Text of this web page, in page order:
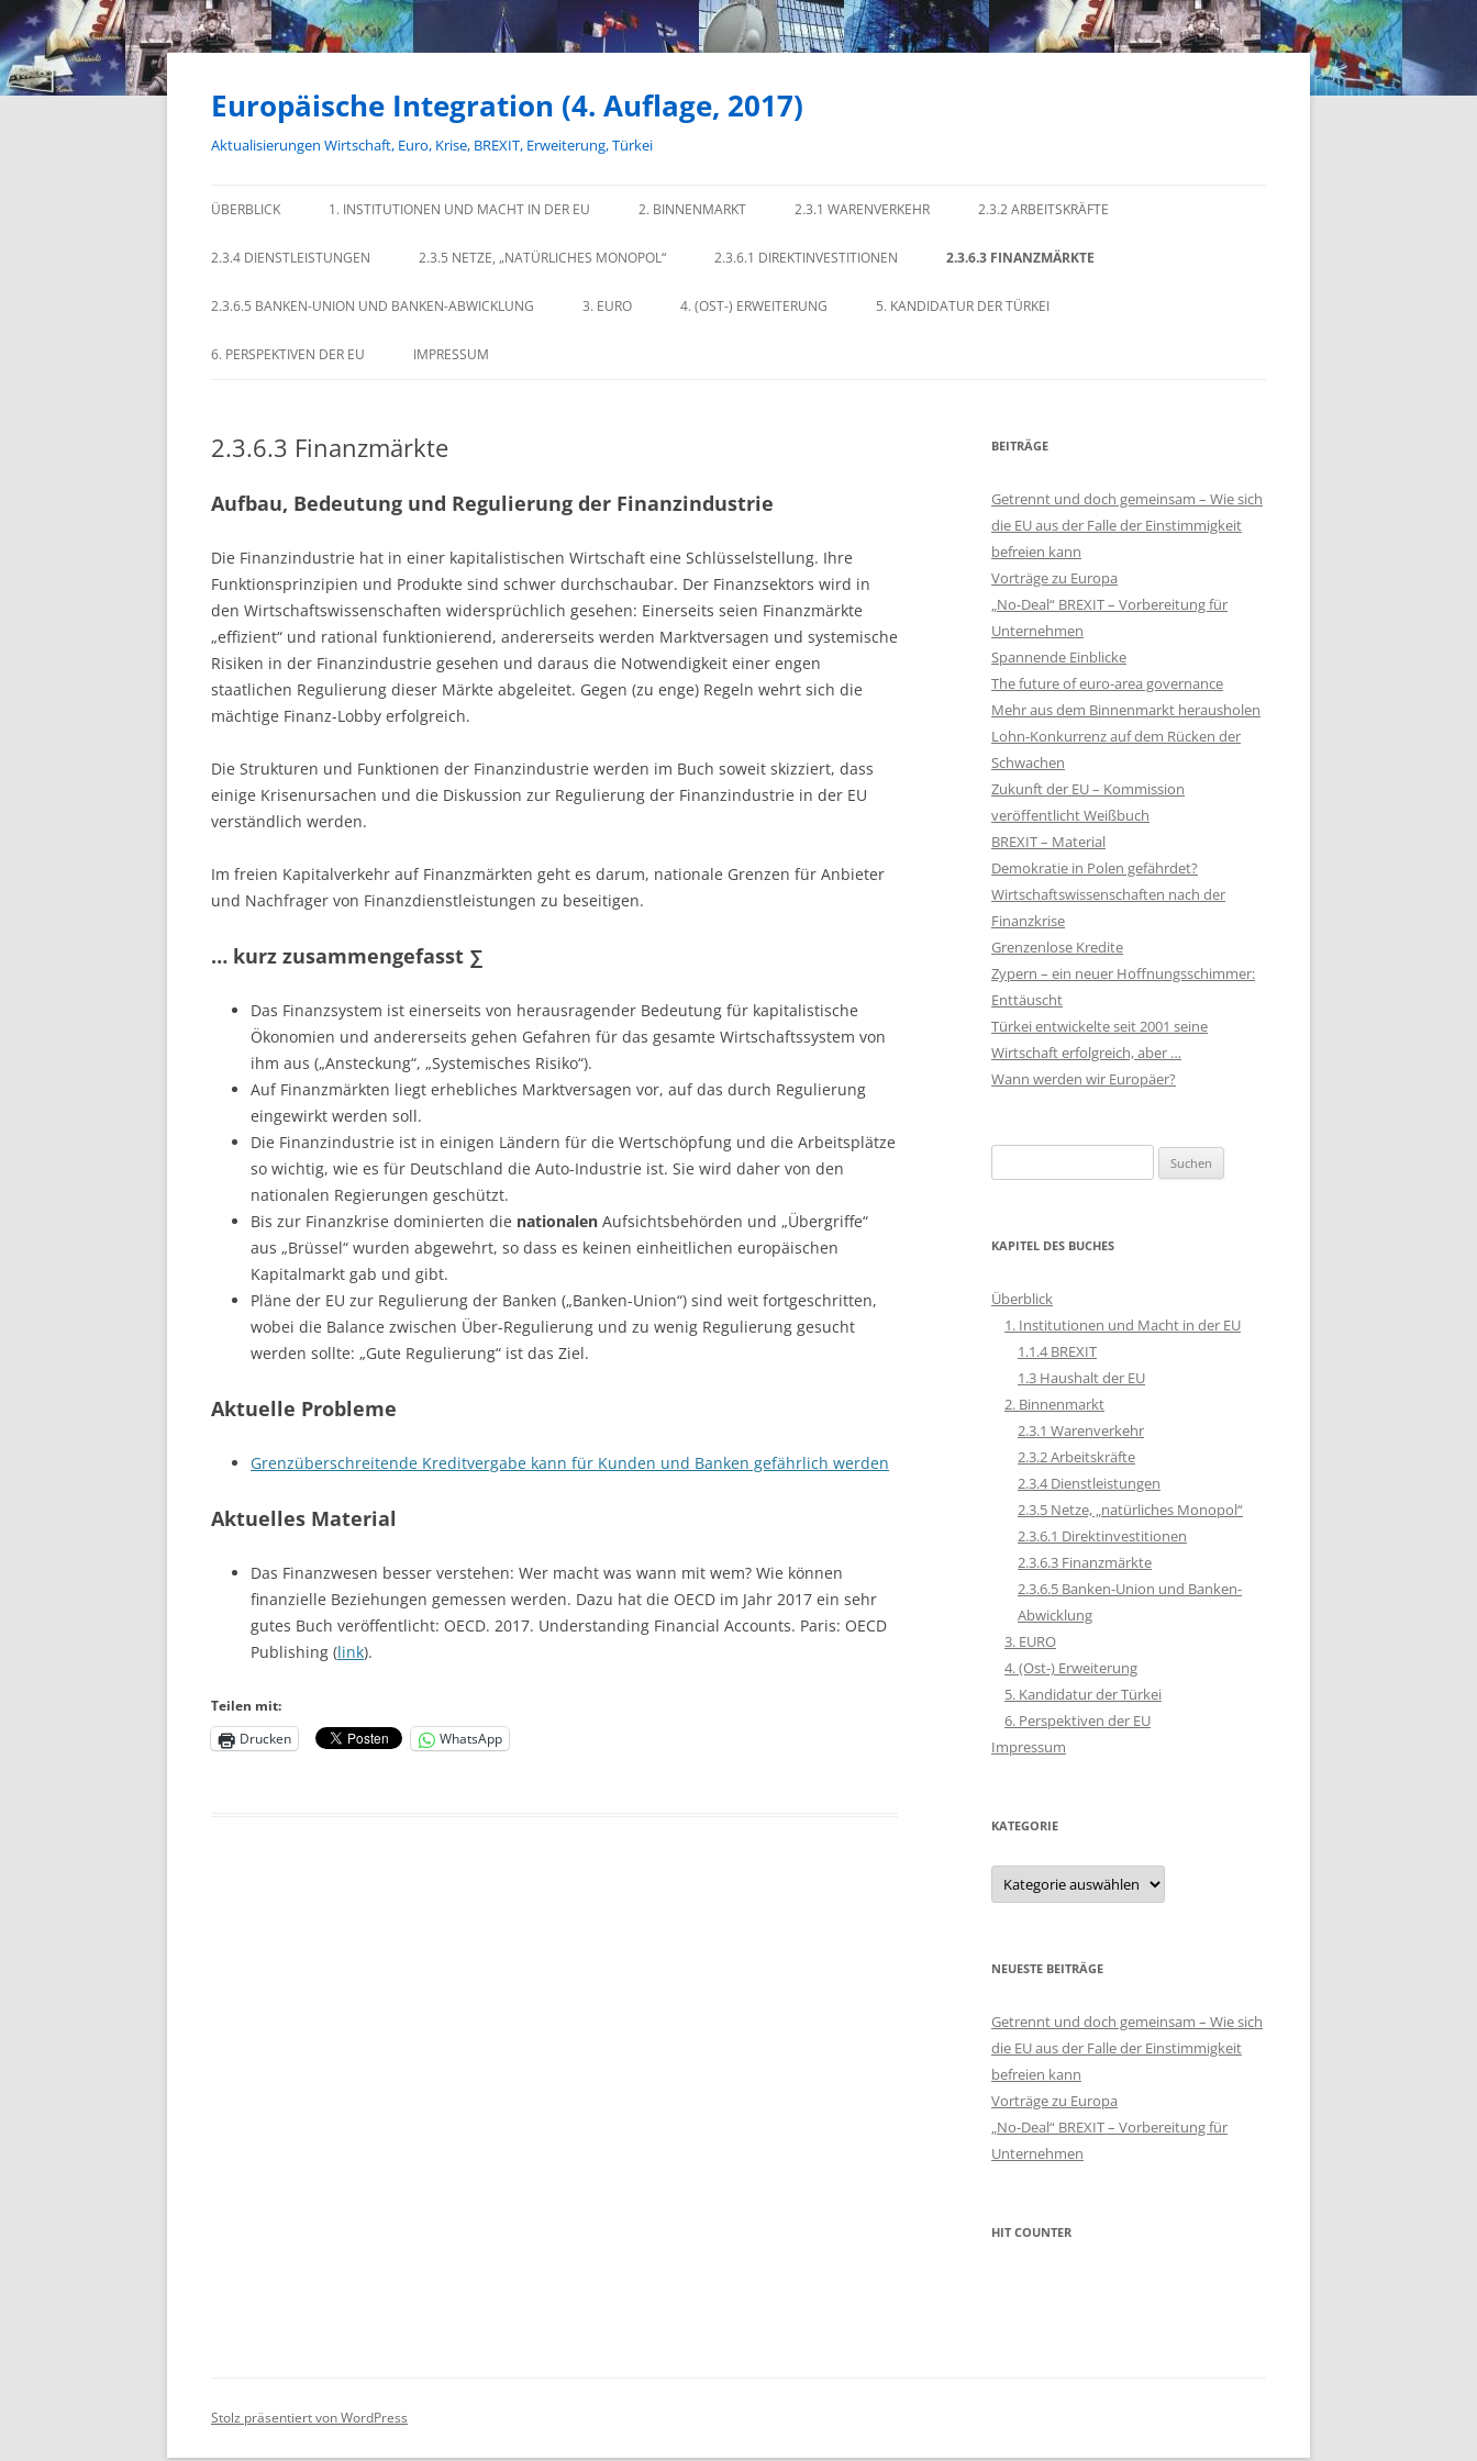
Zum
Europäische Integration (4. Auflage, 2017)
Aktualisierungen Wirtschaft, Euro, Krise, BREXIT, Erweiterung, Türkei
ÜBERBLICK 1. INSTITUTIONEN UND MACHT IN DER EU 2. BINNENMARKT 2.3.1 WARENVERKEHR 2.3.2 ARBEITSKRÄFTE
2.3.4 DIENSTLEISTUNGEN 2.3.5 NETZE, „NATÜRLICHES MONOPOL“ 2.3.6.1 DIREKTINVESTITIONEN 2.3.6.3 FINANZMÄRKTE
2.3.6.5 BANKEN-UNION UND BANKEN-ABWICKLUNG 3. EURO 4. (OST-) ERWEITERUNG 5. KANDIDATUR DER TÜRKEI
6. PERSPEKTIVEN DER EU IMPRESSUM
2.3.6.3 Finanzmärkte
Aufbau, Bedeutung und Regulierung der Finanzindustrie
Die Finanzindustrie hat in einer kapitalistischen Wirtschaft eine Schlüsselstellung. Ihre
Funktionsprinzipien und Produkte sind schwer durchschaubar. Der Finanzsektors wird in
den Wirtschaftswissenschaften widersprüchlich gesehen: Einerseits seien Finanzmärkte
„effizient“ und rational funktionierend, andererseits werden Marktversagen und systemische
Risiken in der Finanzindustrie gesehen und daraus die Notwendigkeit einer engen
staatlichen Regulierung dieser Märkte abgeleitet. Gegen (zu enge) Regeln wehrt sich die
mächtige Finanz-Lobby erfolgreich.
Die Strukturen und Funktionen der Finanzindustrie werden im Buch soweit skizziert, dass
einige Krisenursachen und die Diskussion zur Regulierung der Finanzindustrie in der EU
verständlich werden.
Im freien Kapitalverkehr auf Finanzmärkten geht es darum, nationale Grenzen für Anbieter
und Nachfrager von Finanzdienstleistungen zu beseitigen.
… kurz zusammengefasst ∑
Das Finanzsystem ist einerseits von herausragender Bedeutung für kapitalistische
Ökonomien und andererseits gehen Gefahren für das gesamte Wirtschaftssystem von
ihm aus („Ansteckung“, „Systemisches Risiko“).
Auf Finanzmärkten liegt erhebliches Marktversagen vor, auf das durch Regulierung
eingewirkt werden soll.
Die Finanzindustrie ist in einigen Ländern für die Wertschöpfung und die Arbeitsplätze
so wichtig, wie es für Deutschland die Auto-Industrie ist. Sie wird daher von den
nationalen Regierungen geschützt.
Bis zur Finanzkrise dominierten die nationalen Aufsichtsbehörden und „Übergriffe“
aus „Brüssel“ wurden abgewehrt, so dass es keinen einheitlichen europäischen
Kapitalmarkt gab und gibt.
Pläne der EU zur Regulierung der Banken („Banken-Union“) sind weit fortgeschritten,
wobei die Balance zwischen Über-Regulierung und zu wenig Regulierung gesucht
werden sollte: „Gute Regulierung“ ist das Ziel.
Aktuelle Probleme
Grenzüberschreitende Kreditvergabe kann für Kunden und Banken gefährlich werden
Aktuelles Material
Das Finanzwesen besser verstehen: Wer macht was wann mit wem? Wie können
finanzielle Beziehungen gemessen werden. Dazu hat die OECD im Jahr 2017 ein sehr
gutes Buch veröffentlicht: OECD. 2017. Understanding Financial Accounts. Paris: OECD
Publishing (link).
Teilen mit:
Drucken
WhatsApp
BEITRÄGE
Getrennt und doch gemeinsam – Wie sich
die EU aus der Falle der Einstimmigkeit
befreien kann
Vorträge zu Europa
„No-Deal“ BREXIT – Vorbereitung für
Unternehmen
Spannende Einblicke
The future of euro-area governance
Mehr aus dem Binnenmarkt herausholen
Lohn-Konkurrenz auf dem Rücken der
Schwachen
Zukunft der EU – Kommission
veröffentlicht Weißbuch
BREXIT – Material
Demokratie in Polen gefährdet?
Wirtschaftswissenschaften nach der
Finanzkrise
Grenzenlose Kredite
Zypern – ein neuer Hoffnungsschimmer:
Enttäuscht
Türkei entwickelte seit 2001 seine
Wirtschaft erfolgreich, aber …
Wann werden wir Europäer?
nach:
KAPITEL DES BUCHES
Überblick
1. Institutionen und Macht in der EU
1.1.4 BREXIT
1.3 Haushalt der EU
2. Binnenmarkt
2.3.1 Warenverkehr
2.3.2 Arbeitskräfte
2.3.4 Dienstleistungen
2.3.5 Netze, „natürliches Monopol“
2.3.6.1 Direktinvestitionen
2.3.6.3 Finanzmärkte
2.3.6.5 Banken-Union und Banken-
Abwicklung
3. EURO
4. (Ost-) Erweiterung
5. Kandidatur der Türkei
6. Perspektiven der EU
Impressum
KATEGORIE
Kategorie
NEUESTE BEITRÄGE
Getrennt und doch gemeinsam – Wie sich
die EU aus der Falle der Einstimmigkeit
befreien kann
Vorträge zu Europa
„No-Deal“ BREXIT – Vorbereitung für
Unternehmen
HIT COUNTER
Stolz präsentiert von WordPress